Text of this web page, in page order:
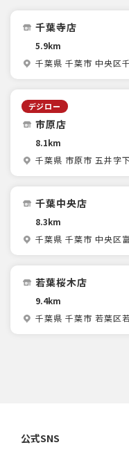
千葉寺店
5.9km
千葉県 千葉市 中央区
デジロー
市原店
8.1km
千葉県 市原市 五井字
千葉中央店
8.3km
千葉県 千葉市 中央区
若葉桜木店
9.4km
千葉県 千葉市 若葉区
公式SNS